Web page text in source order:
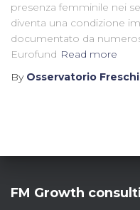
presenza femminile nei
diventa una condizione
documentato da
Eurofund Read more
By Osservatorio
FM Growth